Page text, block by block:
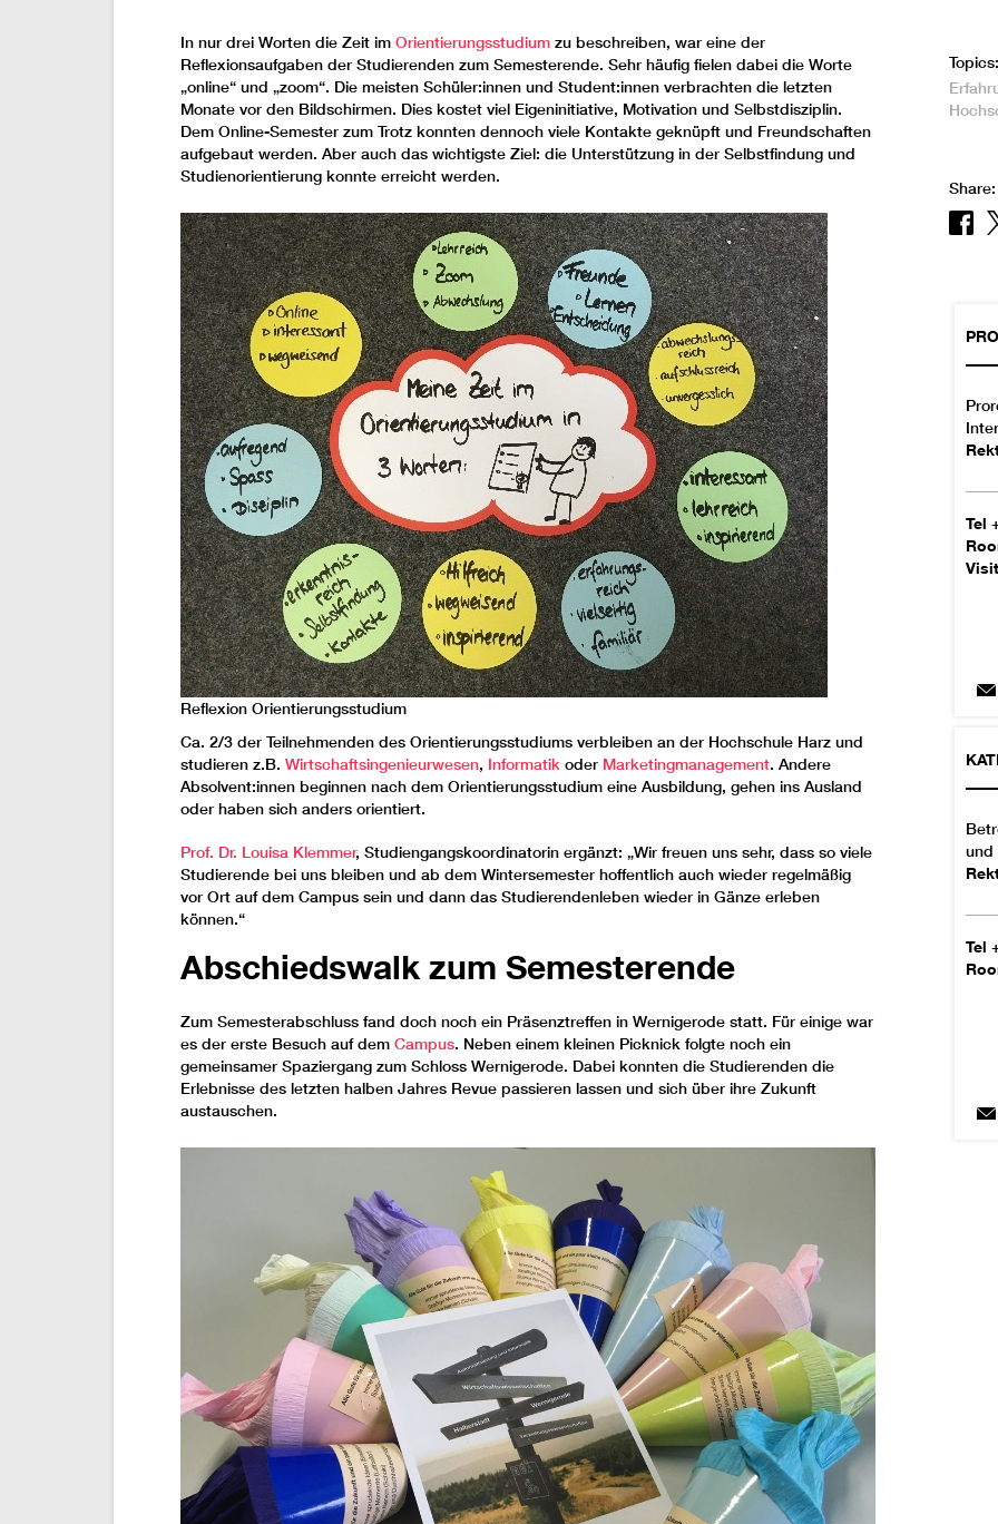
In nur drei Worten die Zeit im Orientierungsstudium zu beschreiben, war eine der
Reflexionsaufgaben der Studierenden zum Semesterende. Sehr häufig fielen dabei die Worte
„online“ und „zoom“. Die meisten Schüler:innen und Student:innen verbrachten die letzten
Monate vor den Bildschirmen. Dies kostet viel Eigeninitiative, Motivation und Selbstdisziplin.
Dem Online-Semester zum Trotz konnten dennoch viele Kontakte geknüpft und Freundschaften
aufgebaut werden. Aber auch das wichtigste Ziel: die Unterstützung in der Selbstfindung und
Studienorientierung konnte erreicht werden.
Reflexion Orientierungsstudium
Ca. 2/3 der Teilnehmenden des Orientierungsstudiums verbleiben an der Hochschule Harz und
studieren z.B. Wirtschaftsingenieurwesen, Informatik oder Marketingmanagement. Andere
Absolvent:innen beginnen nach dem Orientierungsstudium eine Ausbildung, gehen ins Ausland
oder haben sich anders orientiert.
Prof. Dr. Louisa Klemmer, Studiengangskoordinatorin ergänzt: „Wir freuen uns sehr, dass so viele
Studierende bei uns bleiben und ab dem Wintersemester hoffentlich auch wieder regelmäßig
vor Ort auf dem Campus sein und dann das Studierendenleben wieder in Gänze erleben
können.“
Abschiedswalk zum Semesterende
Zum Semesterabschluss fand doch noch ein Präsenztreffen in Wernigerode statt. Für einige war
es der erste Besuch auf dem Campus. Neben einem kleinen Picknick folgte noch ein
gemeinsamer Spaziergang zum Schloss Wernigerode. Dabei konnten die Studierenden die
Erlebnisse des letzten halben Jahres Revue passieren lassen und sich über ihre Zukunft
austauschen.
Topics:
Share:
Tel
und
Tel